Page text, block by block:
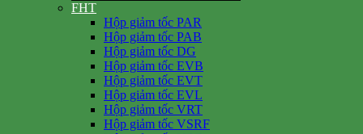
FHT
Hộp giảm tốc PAR
Hộp giảm tốc PAB
Hộp giảm tốc DG
Hộp giảm tốc EVB
Hộp giảm tốc EVT
Hộp giảm tốc EVL
Hộp giảm tốc VRT
Hộp giảm tốc VSRF